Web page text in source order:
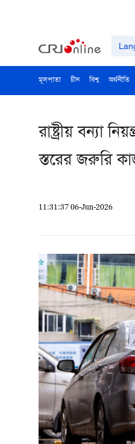
মূলপাতা চীন বিশ্ব অর্থনীতি
রাষ্ট্রীয় বন্যা
স্তরের জরুরি
11:31:37 06-Jun-2026